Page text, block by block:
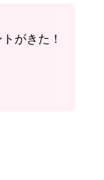
がきた！